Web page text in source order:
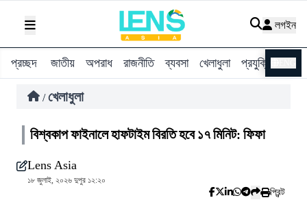
লগইন
প্রচ্ছদ জাতীয় অপরাধ রাজনীতি ব্যবসা খেলাধুলা প্রযুক্তি
/ খেলাধুলা
বিশ্বকাপ ফাইনালে হাফটাইম বিরতি হবে ১৭ মিনিট: ফিফা
Lens Asia
১৮ জুলাই, ২০২৬ দুপুর ১২:২০
প্রিন্ট